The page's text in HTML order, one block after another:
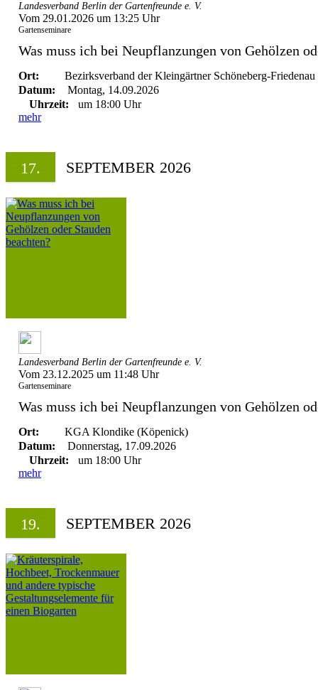
Landesverband Berlin der Gartenfreunde e. V.
Vom 29.01.2026 um 13:25 Uhr
Gartenseminare
Was muss ich bei Neupflanzungen von Gehölzen
Ort:
Bezirksverband der Kleingärtner Schöneberg-Friedenau
Datum:
Montag, 14.09.2026
Uhrzeit:
um 18:00 Uhr
mehr
17. SEPTEMBER 2026
Landesverband Berlin der Gartenfreunde e. V.
Vom 23.12.2025 um 11:48 Uhr
Gartenseminare
Was muss ich bei Neupflanzungen von Gehölzen
Ort:
KGA Klondike (Köpenick)
Datum:
Donnerstag, 17.09.2026
Uhrzeit:
um 18:00 Uhr
mehr
19. SEPTEMBER 2026